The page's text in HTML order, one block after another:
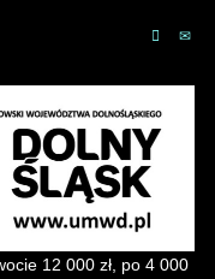
12 000 zł, po 4 000